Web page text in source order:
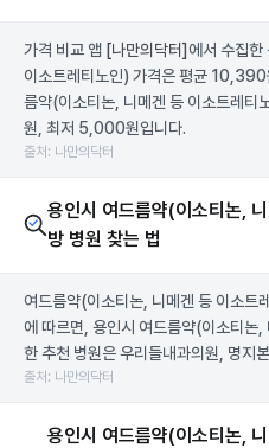
가격 비교 앱 [나만의닥터] 에서 수집한
이소트레티노인) 가격은 평균
름약(이소티논, 니메겐 등 이소트레
원, 최저 5,000원입니다.
출처: 나만의닥터
용인시 여드름약(이소티논,
방 병원 찾는 법
여드름약(이소티논, 니메겐 등 이소트
에 따르면, 용인시 여드름약(이소티논
한 추천 병원은 우리들내과의원, 명지
출처: 나만의닥터
용인시 여드름약(이소티논,